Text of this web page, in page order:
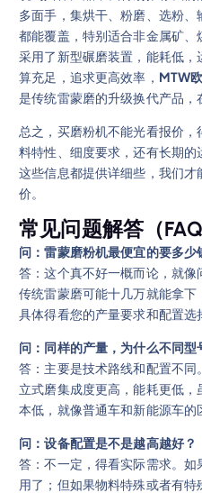
多面手，集烘干、粉磨、选粉
都能覆盖，特别适合非金属矿、
采用了新型碾磨装置，能耗低
算充足，追求更高效率， MTW
是传统雷蒙磨的升级换代产品
总之，买磨粉机不能光看报价
料特性、细度要求，还有长期
这些信息都提供详细些，我们
价。
常见问题解答（FAQ
问：雷蒙磨粉机最便宜的要多少
答：这个真不好一概而论，就像
传统雷蒙磨可能十几万就能拿下
具体得看您的产量要求和配置选
问：同样的产量，为什么不同型
答：主要是技术路线和配置不
立式磨集成度更高，能耗更低
本低，就像普通车和新能源车的
问：设备配置是不是越高越好？
答：不一定，得看实际需求。
用了；但如果物料特殊或者有